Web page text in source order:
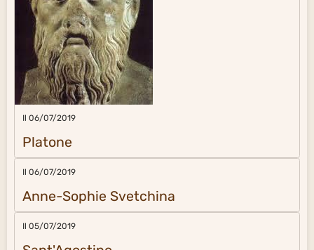
Il 06/07/2019
Platone
Il 06/07/2019
Anne-Sophie Svetchina
Il 05/07/2019